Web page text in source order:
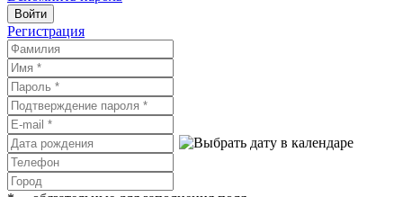
Войти
Регистрация